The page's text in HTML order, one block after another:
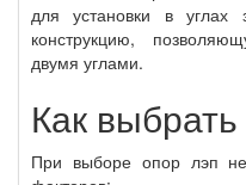
для установки в
конструкцию,
двумя углами.
Как
При выборе опор лэп